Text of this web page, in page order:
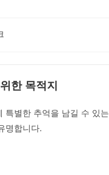
한 목적지
별한 추억을 남길 수 있
명합니다.